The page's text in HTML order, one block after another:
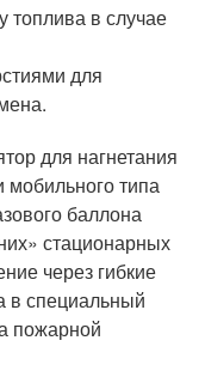
топлива в случае
для
для нагнетания
мобильного типа
баллона
стационарных
через гибкие
в специальный
пожарной